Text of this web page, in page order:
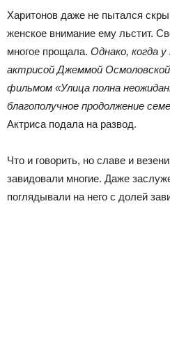
Харитонов даже не пытался
женское внимание ему льстит.
многое прощала. Однако, когда
актрисой Джеммой
фильмом «Улица полна
благополучное продолжение
Актриса подала на развод.
Что и говорить, но славе и
завидовали многие. Даже
поглядывали на него с долей